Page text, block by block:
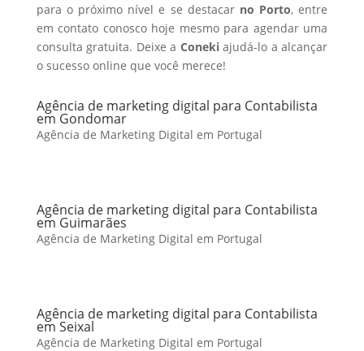
para o próximo nível e se destacar no Porto, entre
em contato conosco hoje mesmo para agendar uma
consulta gratuita. Deixe a Conekiajudá-lo a alcançar
o sucesso online que você merece!
Agência de marketing digital para Contabilista
em Gondomar
Agência de Marketing Digital em Portugal
Agência de marketing digital para Contabilista
em Guimarães
Agência de Marketing Digital em Portugal
Agência de marketing digital para Contabilista
em Seixal
Agência de Marketing Digital em Portugal